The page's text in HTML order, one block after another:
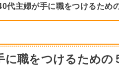
代主婦が手に職をつけるため
に職をつけるための